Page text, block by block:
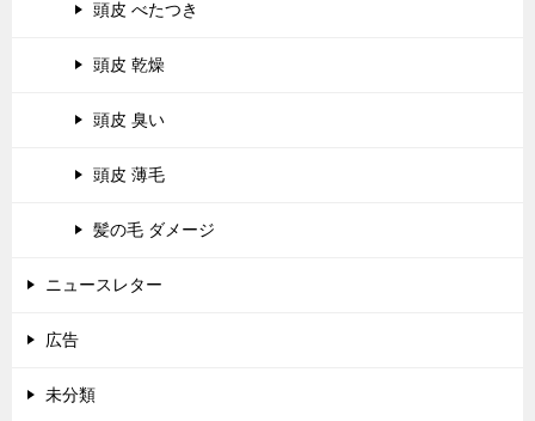
頭皮 べたつき
頭皮 乾燥
頭皮 臭い
頭皮 薄毛
髪の毛 ダメージ
ニュースレター
広告
未分類